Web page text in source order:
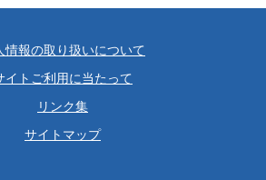
情報の取り扱いについて
イトご利用に当たって
リンク集
サイトマップ